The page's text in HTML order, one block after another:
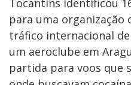
para uma organização
tráfico internacional
um aeroclube em
partida para voos que